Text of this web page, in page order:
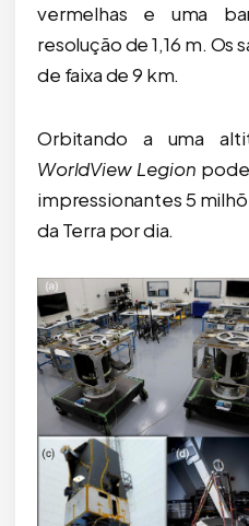
vermelhas e uma
resolução de 1,16 m. Os
de faixa de 9 km.
Orbitando a uma
WorldView Legion
impressionantes 5
da Terra por dia.